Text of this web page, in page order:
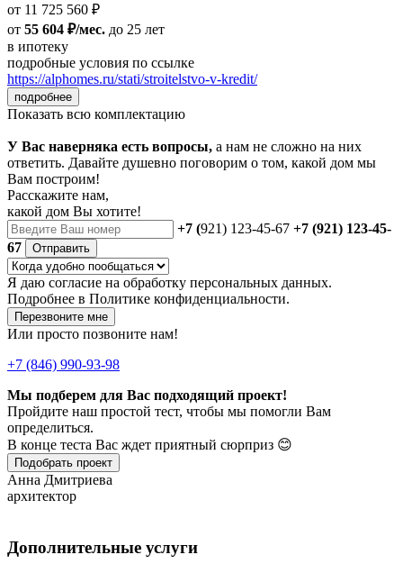
от 11 725 560 ₽
от 55 604 ₽/мес. до 25 лет
в ипотеку
подробные условия по ссылке
https://alphomes.ru/stati/stroitelstvo-v-kredit/
подробнее
Показать всю комплектацию
У Вас наверняка есть вопросы, а нам не сложно на них
ответить. Давайте душевно поговорим о том, какой дом мы
Вам построим!
Расскажите нам,
какой дом Вы хотите!
+7 (921) 123-45-67 +7 (921) 123-45-
67
Отправить
Я даю согласие на обработку персональных данных.
Подробнее в Политике конфиденциальности.
Перезвоните мне
Или просто позвоните нам!
+7 (846) 990-93-98
Мы подберем для Вас подходящий проект!
Пройдите наш простой тест, чтобы мы помогли Вам
определиться.
В конце теста Вас ждет приятный сюрприз 😊
Подобрать проект
Анна Дмитриева
архитектор
Дополнительные услуги